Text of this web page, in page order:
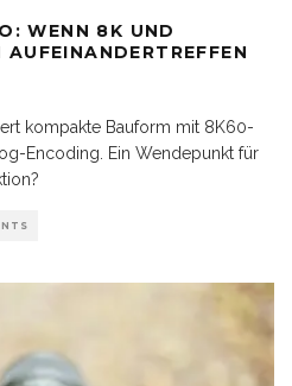
WENN 8K UND
kompakte Bauform mit 8K60-
Encoding. Ein Wendepunkt für